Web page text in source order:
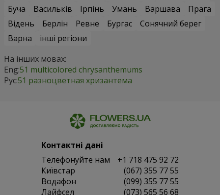
Буча
Васильків Ірпінь Умань Варшава
Прага
Відень
Берлін Ревне Бургас
Сонячний берег
Варна
інші регіони
На інших мовах:
Eng:51 multicolored chrysanthemums
Рус:51 разноцветная хризантема
Контактні дані
Телефонуйте нам
+1 718 475 92 72
Київстар
(067) 355 77 55
Водафон
(099) 355 77 55
Лайфсел
(073) 565 56 68